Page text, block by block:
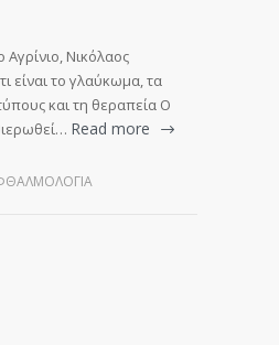
Νικόλαος
είναι το γλαύκωμα, τα
και τη θεραπεία Ο
Read more